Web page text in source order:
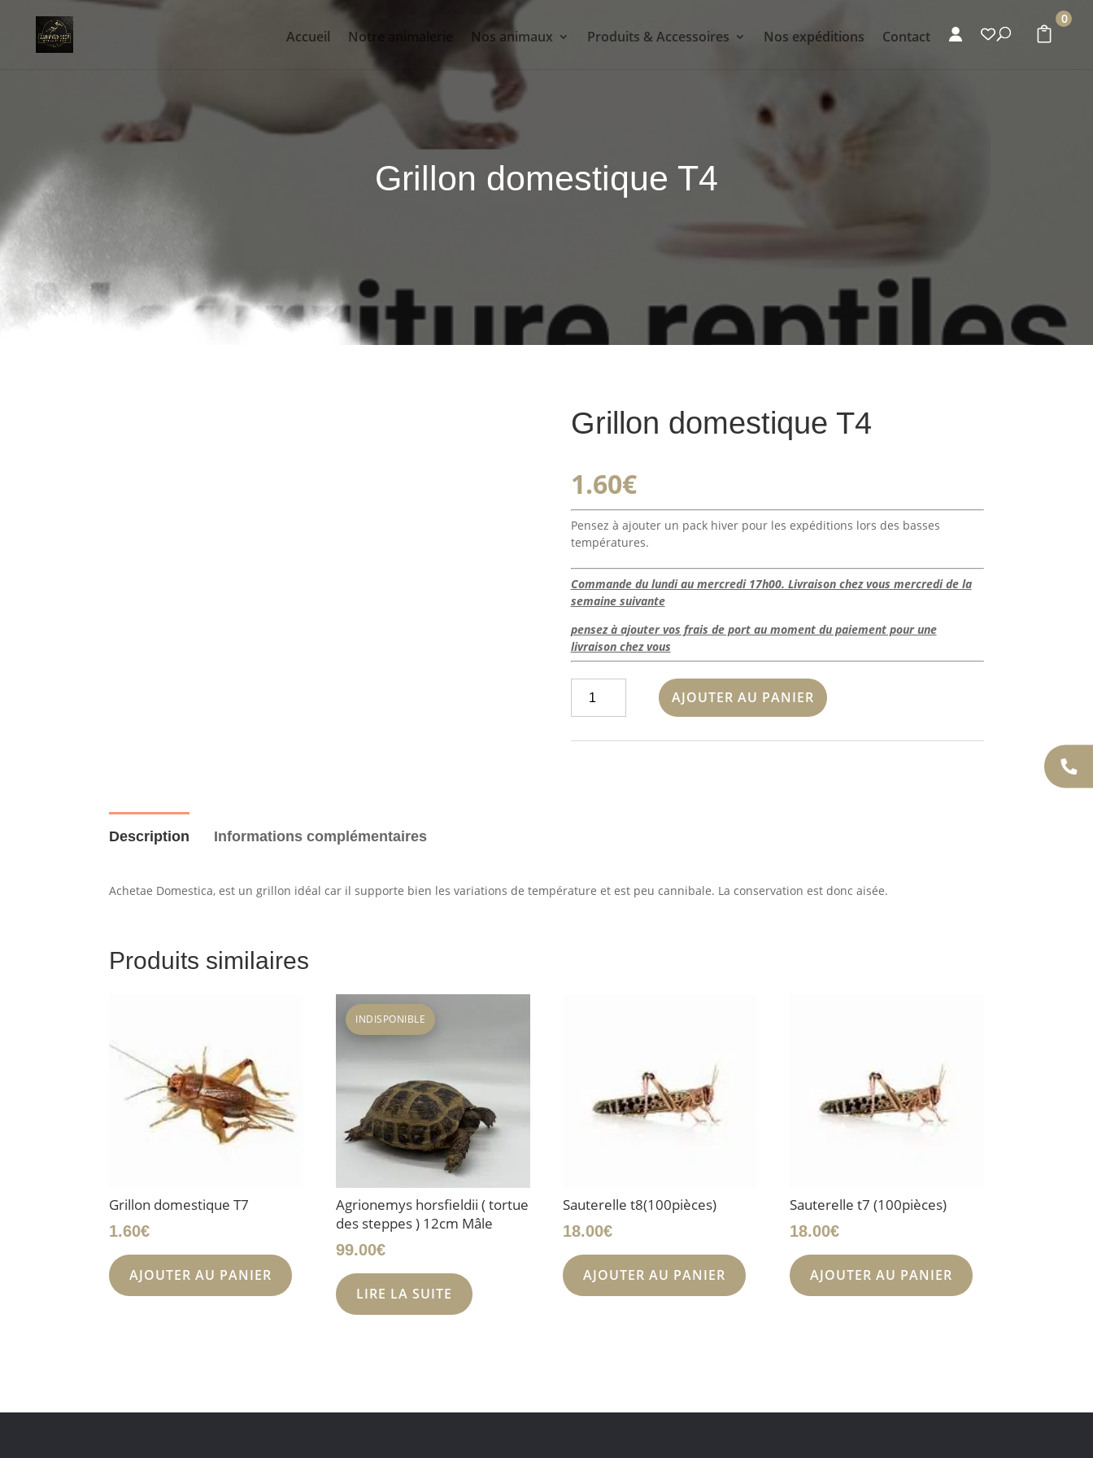
Accueil Notre animalerie Nos animaux Produits & Accessoires Nos expéditions Contact
0
Grillon domestique T4
Grillon domestique T4
1.60€
Pensez à ajouter un pack hiver pour les expéditions lors des basses
températures.
Commande du lundi au mercredi 17h00. Livraison chez vous mercredi de la
semaine suivante
pensez à ajouter vos frais de port au moment du paiement pour une
livraison chez vous
domestique
AJOUTER AU PANIER
Description Informations complémentaires
Achetae Domestica, est un grillon idéal car il supporte bien les variations de température et est peu cannibale. La conservation est donc aisée.
Produits similaires
Grillon domestique T7
1.60€
AJOUTER AU PANIER
Agrionemys horsfieldii ( tortue
des steppes ) 12cm Mâle
99.00€
INDISPONIBLE
LIRE LA SUITE
Sauterelle t8(100pièces)
18.00€
AJOUTER AU PANIER
Sauterelle t7 (100pièces)
18.00€
AJOUTER AU PANIER